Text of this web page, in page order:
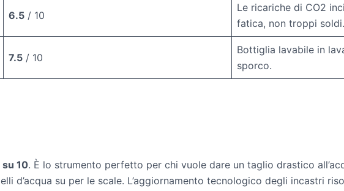
6.5 / 10
Le ricariche di CO2
fatica, non troppi soldi.
7.5 / 10
Bottiglia lavabile in
sporco.
su 10. È lo strumento perfetto per chi vuole dare un taglio drastico
d’acqua su per le scale. L’aggiornamento tecnologico degli incastri